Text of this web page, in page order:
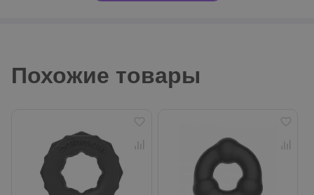
Похожие товары